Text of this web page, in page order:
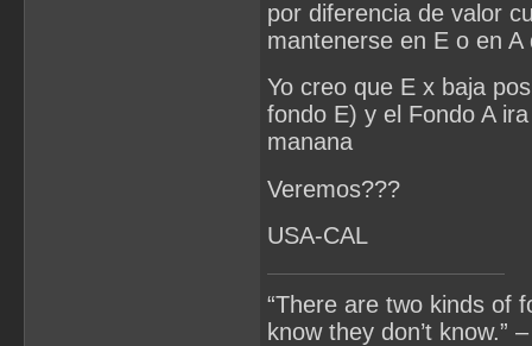
por diferencia de valor
mantenerse en E o en
Yo creo que E x baja
fondo E) y el Fondo A
manana
Veremos???
USA-CAL
“There are two kinds of
know they don’t know.”